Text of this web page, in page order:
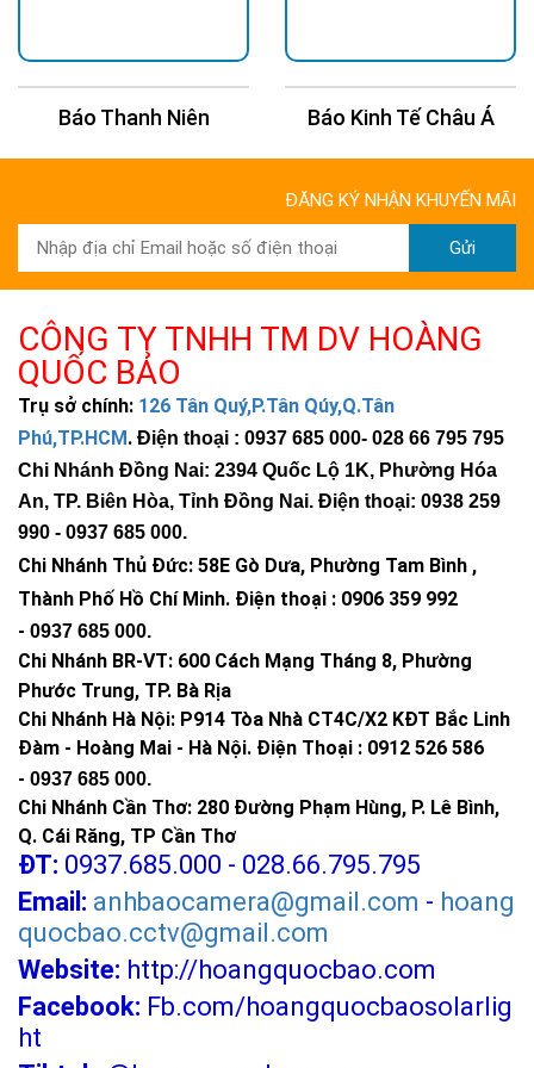
Báo Thanh Niên Báo Kinh Tế Châu Á
ĐĂNG KÝ NHẬN KHUYẾN MÃI
Gửi
CÔNG TY TNHH TM DV HOÀNG
QUỐC BẢO
Trụ sở chính: 126 Tân Quý,P.Tân Qúy,Q.Tân
Phú,TP.HCM. Điện thoại : 0937 685 000- 028 66 795 795
Chi Nhánh Đồng Nai: 2394 Quốc Lộ 1K, Phường Hóa
An, TP. Biên Hòa, Tỉnh Đồng Nai. Điện thoại: 0938 259
990 - 0937 685 000.
Chi Nhánh Thủ Đức: 58E Gò Dưa, Phường Tam Bình ,
Thành Phố Hồ Chí Minh. Điện thoại : 0906 359 992
- 0937 685 000.
Chi Nhánh BR-VT: 600 Cách Mạng Tháng 8, Phường
Phước Trung, TP. Bà Rịa
Chi Nhánh Hà Nội: P914 Tòa Nhà CT4C/X2 KĐT Bắc Linh
Đàm - Hoàng Mai - Hà Nội. Điện Thoại : 0912 526 586
- 0937 685 000.
Chi Nhánh Cần Thơ: 280 Đường Phạm Hùng, P. Lê Bình,
Q. Cái Răng, TP Cần Thơ
ĐT: 0937.685.000 - 028.66.795.795
Email: anhbaocamera@gmail.com - hoang
quocbao.cctv@gmail.com
Website: http://hoangquocbao.com
Facebook: Fb.com/hoangquocbaosolarlig
ht